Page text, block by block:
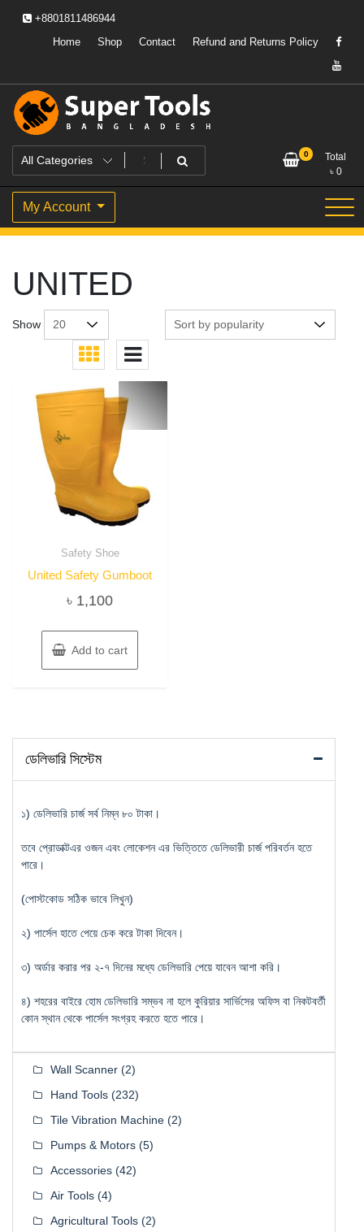
+8801811486944
Home
Shop Contact Refund and Returns Policy
Super Tools Bangladesh
Powering Professionals. Building Bangladesh.
0
Total
৳ 0
My Account
UNITED
Show
Safety Shoe
United Safety Gumboot
৳ 1,100
Add to cart
ডেলিভারি সিস্টেম
১) ডেলিভারি চার্জ সর্ব নিম্ন ৮০ টাকা।
তবে প্রোডাক্টএর ওজন এবং লোকেশন এর ভিত্তিতে ডেলিভারী চার্জ পরিবর্তন হতে
পারে।
(পোস্টকোড সঠিক ভাবে লিখুন)
২) পার্সেল হাতে পেয়ে চেক করে টাকা দিবেন।
৩) অর্ডার করার পর ২-৭ দিনের মধ্যে ডেলিভারি পেয়ে যাবেন আশা করি।
৪) শহরের বাইরে হোম ডেলিভারি সম্ভব না হলে কুরিয়ার সার্ভিসের অফিস বা নিকটবর্তী
কোন স্থান থেকে পার্সেল সংগ্রহ করতে হতে পারে।
Wall Scanner (2)
Hand Tools (232)
Tile Vibration Machine (2)
Pumps & Motors (5)
Accessories (42)
Air Tools (4)
Agricultural Tools (2)